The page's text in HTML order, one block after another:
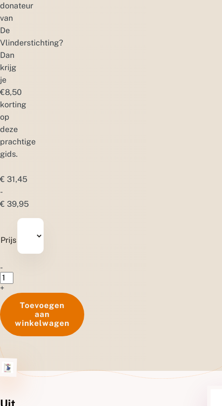
donateur
van
De
Vlinderstichting?
Dan
krijg
je
€8,50
korting
op
deze
prachtige
gids.
€ 31,45
-
€ 39,95Prijsklasse:
€ 39,95
Prijs
Veldgids
Dagvlinders
aantal
-
+
Toevoegen
aan
winkelwagen